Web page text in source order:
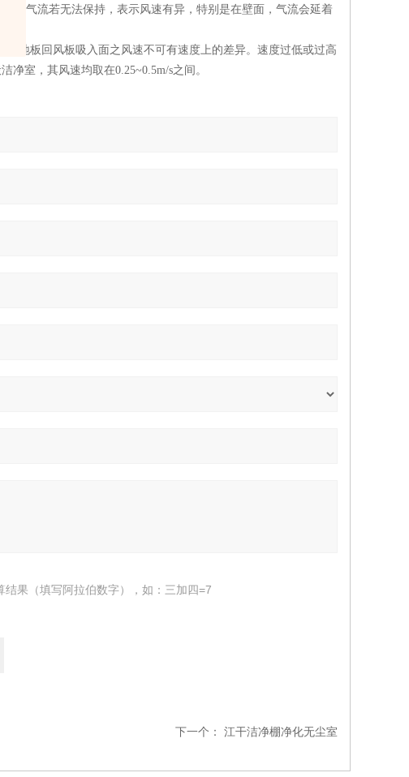
一气流若无法保持，表示风速有异，特别是在壁面，气流会延着
地板回风板吸入面之风速不可有速度上的差异。速度过低或过高
净室，其风速均取在0.25~0.5m/s之间。
结果（填写阿拉伯数字），如：三加四=7
下一个： 江干洁净棚净化无尘室